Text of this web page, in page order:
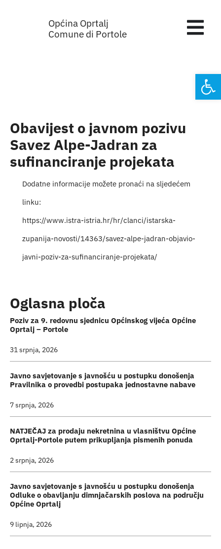
Općina Oprtalj
Comune di Portole
Obavijest o javnom pozivu
Savez Alpe-Jadran za
sufinanciranje projekata
Dodatne informacije možete pronaći na sljedećem
linku:
https://www.istra-istria.hr/hr/clanci/istarska-
zupanija-novosti/14363/savez-alpe-jadran-objavio-
javni-poziv-za-sufinanciranje-projekata/
Oglasna ploča
Poziv za 9. redovnu sjednicu Općinskog vijeća Općine
Oprtalj – Portole
31 srpnja, 2026
Javno savjetovanje s javnošću u postupku donošenja
Pravilnika o provedbi postupaka jednostavne nabave
7 srpnja, 2026
NATJEČAJ za prodaju nekretnina u vlasništvu Općine
Oprtalj-Portole putem prikupljanja pismenih ponuda
2 srpnja, 2026
Javno savjetovanje s javnošću u postupku donošenja
Odluke o obavljanju dimnjačarskih poslova na području
Općine Oprtalj
9 lipnja, 2026